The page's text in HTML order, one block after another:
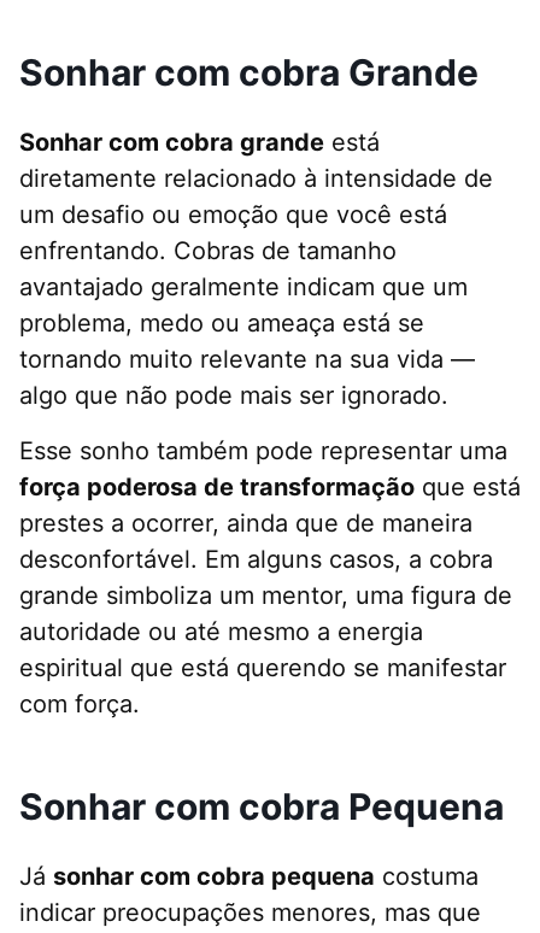
Sonhar com cobra Grande
Sonhar com cobra grande está
diretamente relacionado à intensidade de
um desafio ou emoção que você está
enfrentando. Cobras de tamanho
avantajado geralmente indicam que um
problema, medo ou ameaça está se
tornando muito relevante na sua vida —
algo que não pode mais ser ignorado.
Esse sonho também pode representar uma
força poderosa de transformação que está
prestes a ocorrer, ainda que de maneira
desconfortável. Em alguns casos, a cobra
grande simboliza um mentor, uma figura de
autoridade ou até mesmo a energia
espiritual que está querendo se manifestar
com força.
Sonhar com cobra Pequena
Já sonhar com cobra pequena costuma
indicar preocupações menores, mas que